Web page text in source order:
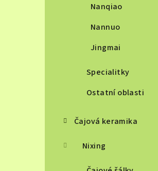
Nanqiao
Nannuo
Jingmai
Specialitky
Ostatní oblasti
Čajová keramika
Nixing